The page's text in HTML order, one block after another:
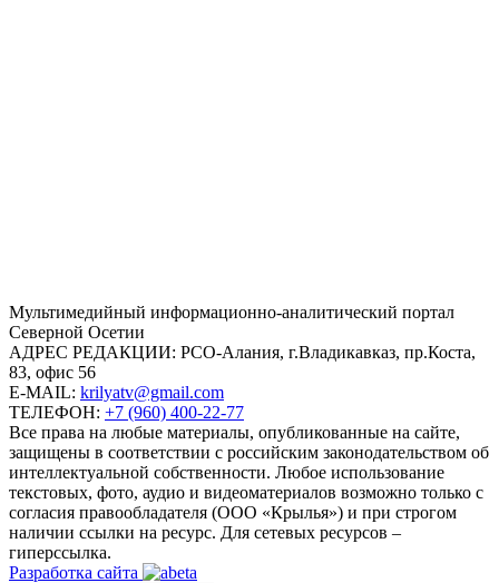
Mультимедийный информационно-аналитический портал
Северной Осетии
АДРЕС РЕДАКЦИИ: РСО-Алания, г.Владикавказ, пр.Коста,
83, офис 56
E-MAIL: krilyatv@gmail.com
ТЕЛЕФОН: +7 (960) 400-22-77
Все права на любые материалы, опубликованные на сайте,
защищены в соответствии с российским законодательством об
интеллектуальной собственности. Любое использование
текстовых, фото, аудио и видеоматериалов возможно только с
согласия правообладателя (ООО «Крылья») и при строгом
наличии ссылки на ресурс. Для сетевых ресурсов –
гиперссылка.
Разработка сайта